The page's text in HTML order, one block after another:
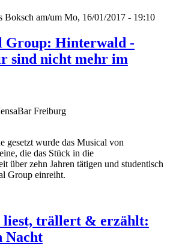
Boksch am/um Mo, 16/01/2017 - 19:10
Group: Hinterwald -
sind nicht mehr im
Freiburg
gesetzt wurde das Musical von
die das Stück in die
über zehn Jahren tätigen und studentisch
Group einreiht.
trällert & erzählt:
Nacht